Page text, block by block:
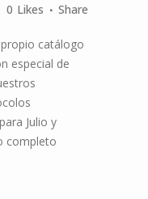
0 Likes Share
catálogo
especial de
Julio y
completo